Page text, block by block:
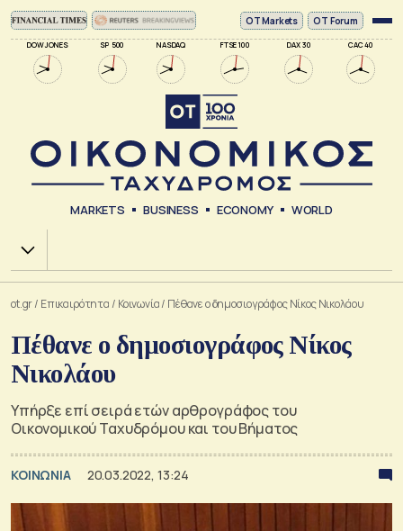
DOW JONES SP 500 NASDAQ FTSE 100 DAX 30 CAC 40
ΟΤ Markets OT Forum
MARKETS BUSINESS ECONOMY WORLD
Χ.Α.
ot.gr/ Επικαιρότητα / Κοινωνία/ Πέθανε ο δημοσιογράφος Νίκος Νικολάου
Πέθανε ο δημοσιογράφος Νίκος
Νικολάου
Υπήρξε επί σειρά ετών αρθρογράφος του
Οικονομικού Ταχυδρόμου και του Βήματος
ΚΟΙΝΩΝΙΑ 20.03.2022, 13:24